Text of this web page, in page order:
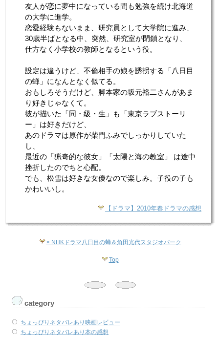
友人が恋に夢中になっている間も勉強を続け北海道
の大学に進学。
恋愛経験もないまま、研究員として大学院に進み、
30歳半ばとなる中、突然、研究室が閉鎖となり、
仕方なく小学校の教師となるという役。
設定は違うけど、不倫相手の娘を誘拐する「八日目
の蝉」になんとなく似てる。
おもしろそうだけど、脚本家の坂元裕二さんがあま
り好きじゃなくて。
彼が描いた「同・級・生」も「東京ラブストーリ
ー」は好きだけど、
あのドラマは原作が柴門ふみでしっかりしていた
し、
最近の「猟奇的な彼女」「太陽と海の教室」 は途中
挫折したのでちと心配。
でも、松雪は好きな女優なので楽しみ。子役の子も
かわいいし。
【ドラマ】2010年春ドラマの感想
< NHKドラマ八日目の蝉＆角田光代スタジオパーク
Top
category
ちょっぴりネタバレあり映画レビュー
ちょっぴりネタバレあり本の感想